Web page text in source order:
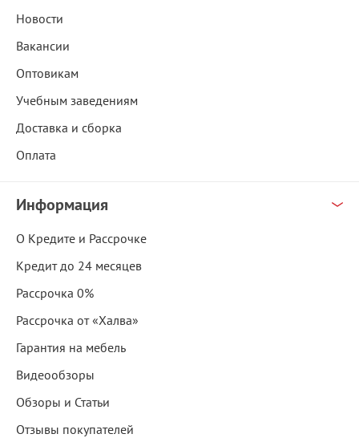
Новости
Вакансии
Оптовикам
Учебным заведениям
Доставка и сборка
Оплата
Информация
О Кредите и Рассрочке
Кредит до 24 месяцев
Рассрочка 0%
Рассрочка от «Халва»
Гарантия на мебель
Видеообзоры
Обзоры и Статьи
Отзывы покупателей